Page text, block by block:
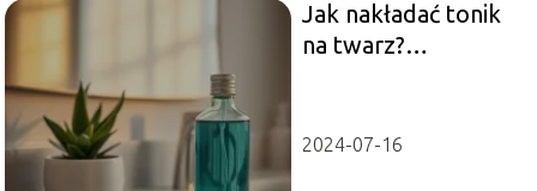
Jak nakładać tonik
na twarz?
kroku
2024-07-16